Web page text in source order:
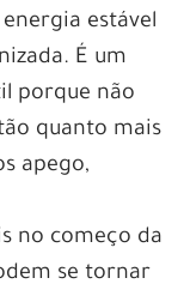
estável
É um
porque não
quanto mais
apego,
no começo da
se tornar